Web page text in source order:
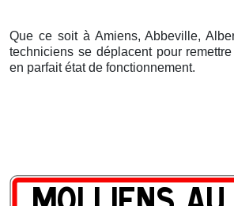
Que ce soit à Amiens, Abbeville,
techniciens se déplacent pour
en parfait état de fonctionnement.